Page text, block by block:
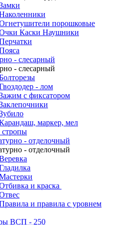
порошковые
Каски Наушники
- слесарный
- слесарный
- лом
с фиксатором
маркер, мел
стропы
- отделочный
- отделочный
и краска
и правила с уровнем
ВСП - 250